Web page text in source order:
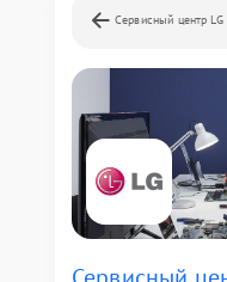
Сервисный центр LG